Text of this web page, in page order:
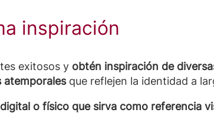
inspiración
exitosos y obtén inspiración de
atemporalesque reflejen la identidad a
o físico que sirva como referencia